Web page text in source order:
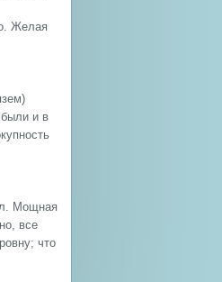
Желая
и в
Мощная
все
что